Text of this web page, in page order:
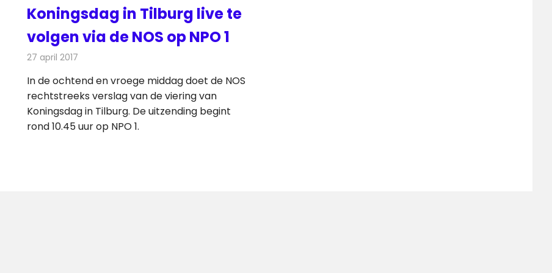
Koningsdag in Tilburg live te
volgen via de NOS op NPO 1
27 april 2017
In de ochtend en vroege middag doet de NOS
rechtstreeks verslag van de viering van
Koningsdag in Tilburg. De uitzending begint
rond 10.45 uur op NPO 1.